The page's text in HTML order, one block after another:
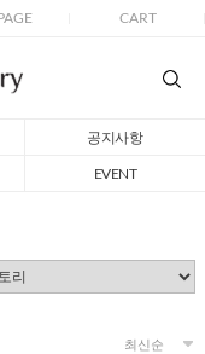
CART
공지사항
EVENT